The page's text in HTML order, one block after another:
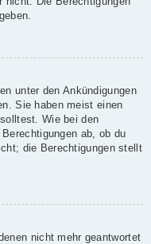
unter den Ankündigungen
Sie haben meist einen
Wie bei den
ab, ob du
die Berechtigungen stellt
nicht mehr geantwortet